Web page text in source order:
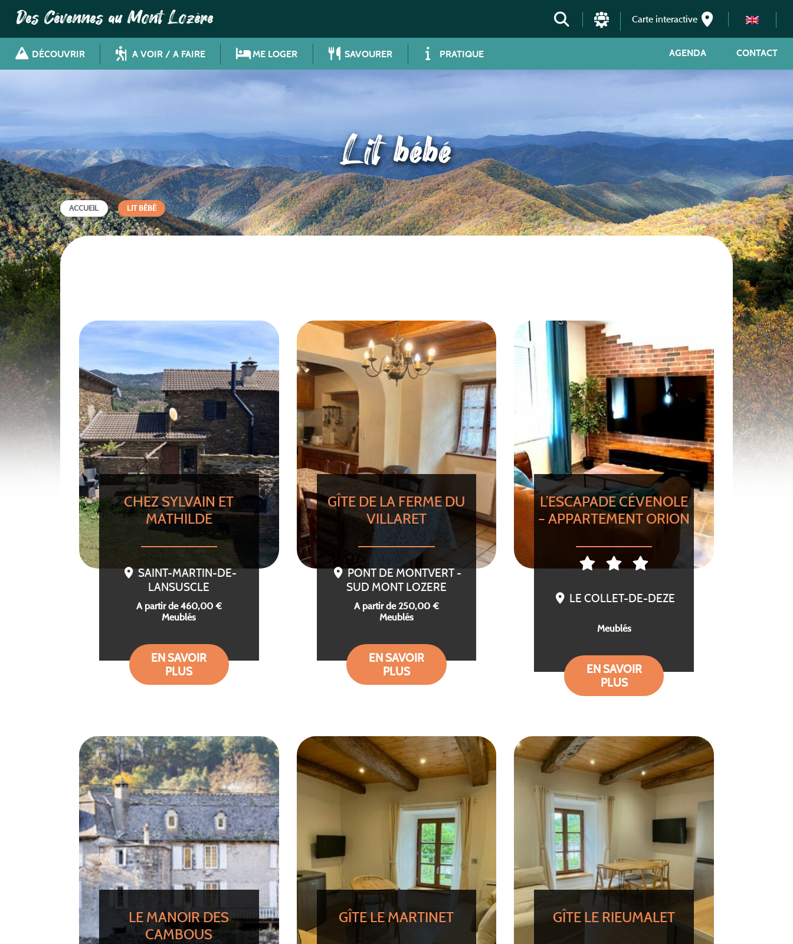
Des Cévennes au Mont Lozère Carte interactive
DÉCOUVRIR A VOIR / A FAIRE ME LOGER SAVOURER PRATIQUE CONTACT
AGENDA
Lit bébé
ACCUEIL LIT BÉBÉ
CHEZ SYLVAIN ET
MATHILDE
SAINT-MARTIN-DE-
LANSUSCLE
A partir de 460,00 €
Meublés
EN SAVOIR
PLUS
GÎTE DE LA FERME DU
VILLARET
PONT DE MONTVERT -
SUD MONT LOZERE
A partir de 250,00 €
Meublés
EN SAVOIR
PLUS
L’ESCAPADE CÉVENOLE
– APPARTEMENT ORION
LE COLLET-DE-DEZE
Meublés
EN SAVOIR
PLUS
LE MANOIR DES
CAMBOUS
GÎTE LE MARTINET GÎTE LE RIEUMALET